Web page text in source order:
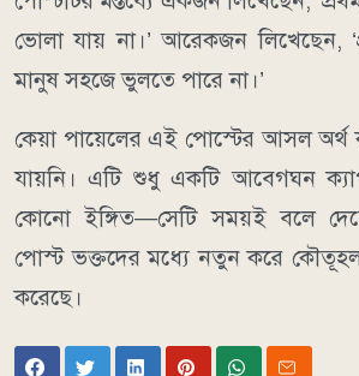
ভোলা যায় না।’ আরেকজন লিখেছেন,
মানুষ সহজে ভুলতে পারে না।’
কেয়া পায়েলের এই পোস্টের আসল অর্থ
যায়নি। এটি শুধু একটি আবেগঘন
কোনো ইঙ্গিত—সেটি সময়ই বলে
পোস্ট ভক্তদের মধ্যে নতুন করে
করেছে।